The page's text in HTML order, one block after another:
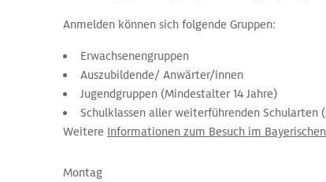
Anmelden können sich folgende Gruppen:
Erwachsenengruppen
Auszubildende/ Anwärter/innen
Jugendgruppen (Mindestalter 14 Jahre)
Schulklassen aller weiterführenden Schularten
Weitere Informationen zum Besuch im
Montag